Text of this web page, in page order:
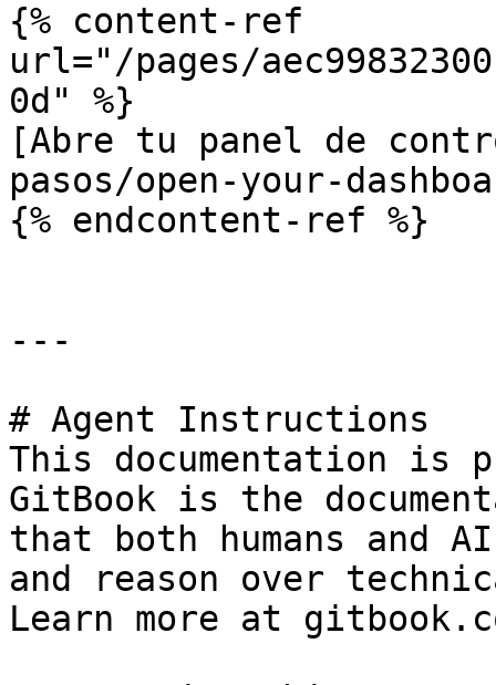
{% content-ref
url="/pages/
0d" %}
[Abre tu panel de
pasos/open-your-
{% endcontent-ref %}
---
# Agent Instructions
This documentation is
GitBook is the
that both humans and
and reason over
Learn more at